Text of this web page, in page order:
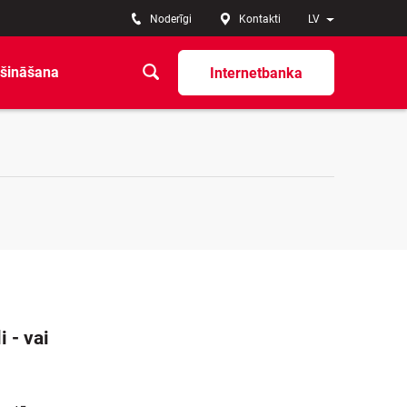
LV
Noderīgi Kontakti
Internetbanka
- vai